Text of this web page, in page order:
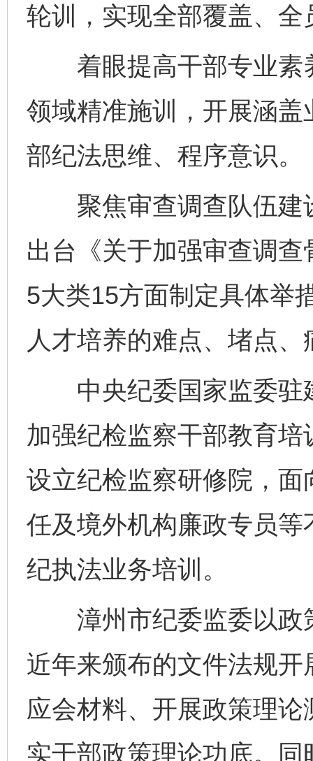
轮训，实现全部覆盖、全
着眼提高干部专业素
领域精准施训，开展涵
部纪法思维、程序意识。
聚焦审查调查队伍建
出台《关于加强审查调
5大类15方面制定具体举
人才培养的难点、堵点、
中央纪委国家监委驻
加强纪检监察干部教育
设立纪检监察研修院，
任及境外机构廉政专员
纪执法业务培训。
漳州市纪委监委以政
近年来颁布的文件法规
应会材料、开展政策理
实干部政策理论功底。